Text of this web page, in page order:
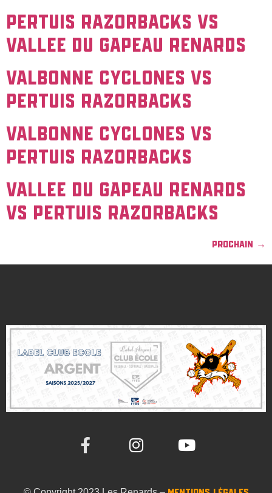
PERTUIS Razorbacks vs
VALLEE DU GAPEAU Renards
VALBONNE Cyclones vs
PERTUIS Razorbacks
VALBONNE Cyclones vs
PERTUIS Razorbacks
VALLEE DU GAPEAU Renards
vs PERTUIS Razorbacks
Prochain →